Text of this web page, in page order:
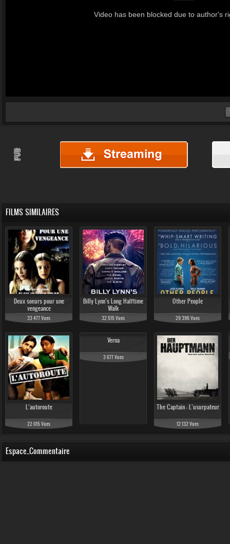
FILMS SIMILAIRES
Deux soeurs pour une
vengeance
33 477 Vues
Billy Lynn’s Long Halftime
Walk
32 515 Vues
Other People
29 396 Vues
L’autoroute
22 015 Vues
Verna
3 677 Vues
The Captain - L’usurpateur
12 132 Vues
Espace_Commentaire